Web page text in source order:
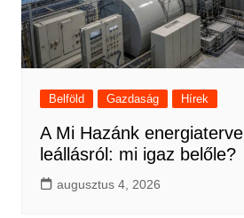
Belföld Gazdaság Hírek
A Mi Hazánk
leállásról: mi igaz belőle?
augusztus 4, 2026